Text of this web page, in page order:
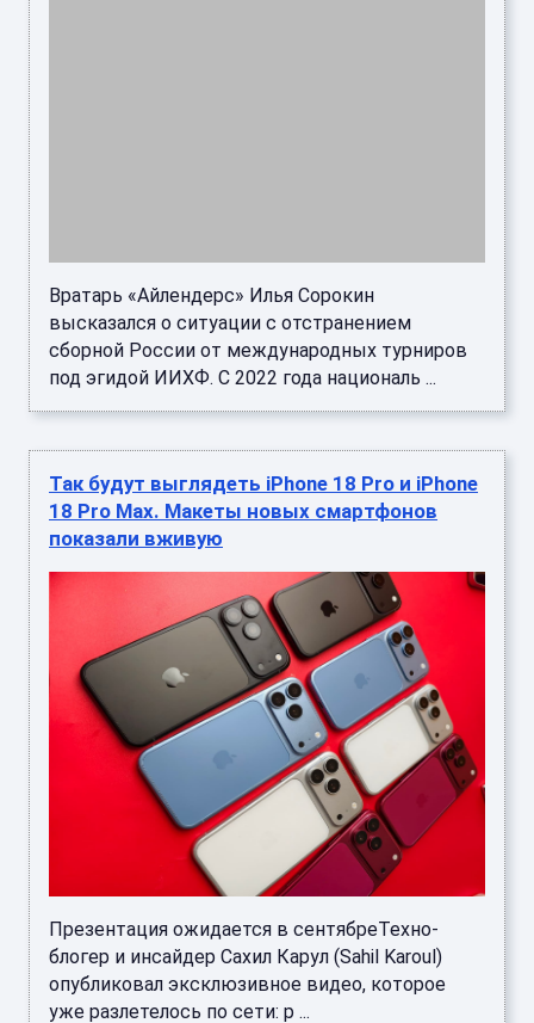
Так будут выглядеть iPhone 18 Pro и iPhone
18 Pro Max. Макеты новых смартфонов
Презентация ожидается в сентябреТехно-
блогер и инсайдер Сахил Карул (Sahil Karoul)
опубликовал эксклюзивное видео, которое
Apple: обновление iOS 27 доступно на